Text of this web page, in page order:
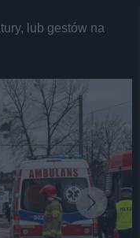
lub gestów na